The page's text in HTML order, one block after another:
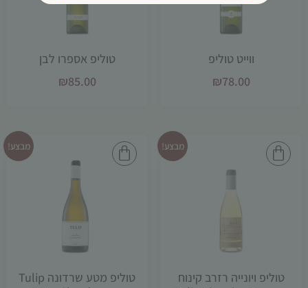
ווייט טוליפ
₪78.00
טוליפ אספרו לבן
₪85.00
מבצע!
טוליפ ויונייה רזרב קינוח
מבצע!
טוליפ מטע שרדונה Tulip